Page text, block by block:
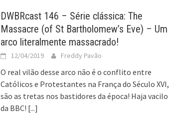
DWBRcast 146 – Série clássica: The
Massacre (of St Bartholomew’s Eve) – Um
arco literalmente massacrado!
12/04/2019 Freddy Pavão
O real vilão desse arco não é o conflito entre
Católicos e Protestantes na França do Século XVI,
são as tretas nos bastidores da época! Haja vacilo
da BBC! [...]